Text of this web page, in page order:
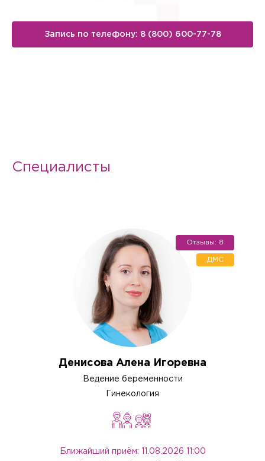
Запись по телефону: 8 (800) 600-77-78
Специалисты
Денисова Алена Игоревна
Ведение беременности
Гинекология
Ближайший приём: 11.08.2026 11:00
Отзывы: 8
ДМС